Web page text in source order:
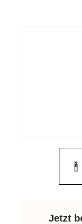
Jetzt